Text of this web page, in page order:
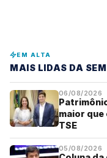
EM ALTA
MAIS LIDAS DA
06/08/2026
maior que
TSE
05/08/2026